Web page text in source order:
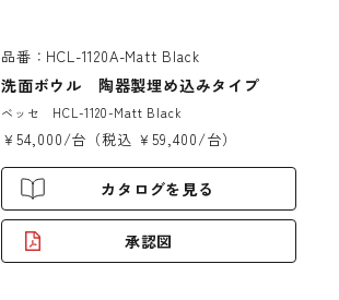
品番：HCL-1120A-Matt Black
洗面ボウル 陶器製埋め込みタイプ
ベッセ HCL-1120-Matt Black
￥54,000/台（税込 ￥59,400/台）
カタログを見る
承認図